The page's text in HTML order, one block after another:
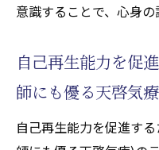
意識することで、心身の
自己再生能力を促
師にも優る天啓気
自己再生能力を促進す